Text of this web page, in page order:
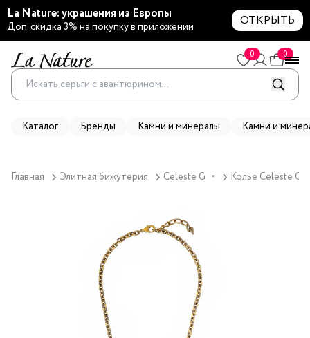
La Nature: украшения из Европы
Доп. скидка 3% на покупку в приложении ОТКРЫТЬ
0 0
Каталог Бренды Камни и минералы Камни и
Главная Элитная бижутерия Celeste G ▼ Колье Celeste G,